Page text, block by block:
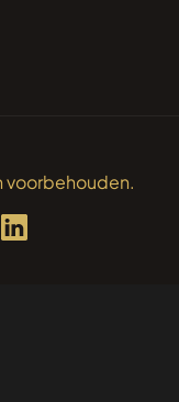
voorbehouden.